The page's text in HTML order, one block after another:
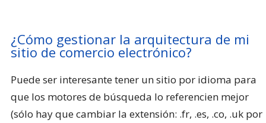
¿Cómo gestionar la arquitectura de mi
sitio de comercio electrónico?
Puede ser interesante tener un sitio por idioma para
que los motores de búsqueda lo referencien mejor
(sólo hay que cambiar la extensión: .fr, .es, .co, .uk por